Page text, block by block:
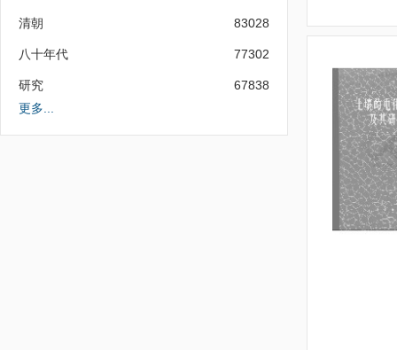
清朝 83028
八十年代 77302
研究
67838
更多...